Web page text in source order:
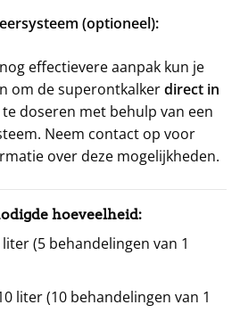
(optioneel):
effectievere aanpak kun je
om de superontkalkerdirect in
doseren met behulp van een
Neem contact op voor
over deze mogelijkheden.
hoeveelheid:
liter (5 behandelingen van 1
liter (10 behandelingen van 1